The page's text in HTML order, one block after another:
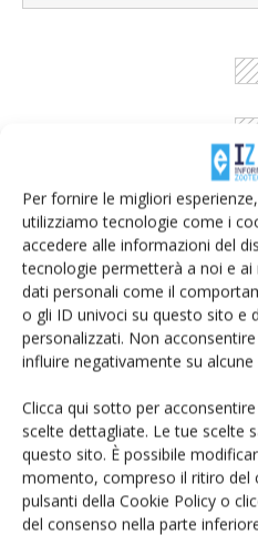
Per fornire le migliori
utilizziamo tecnologie come i
accedere alle informazioni del
tecnologie permetterà a noi e
dati personali come il
o gli ID univoci su questo sito e
personalizzati. Non
influire negativamente su
Clicca qui sotto per
scelte dettagliate. Le tue scelte
questo sito. È possibile
momento, compreso il ritiro del
pulsanti della Cookie Policy o
del consenso nella parte
Rimani